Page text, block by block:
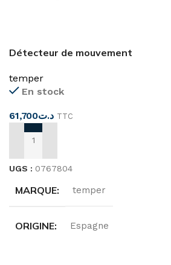
Détecteur de mouvement
temper
En stock
د.ت61,700 TTC
AJOUTER AU PANIER
UGS : 0767804
MARQUE temper
ORIGINE Espagne